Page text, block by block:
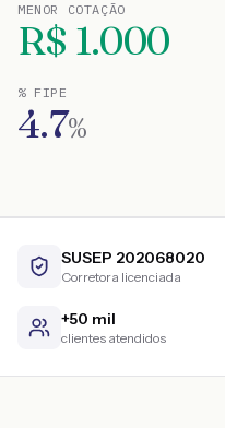
MENOR COTAÇÃO
R$ 1.000
% FIPE
4.7%
SUSEP 202068020
Corretora licenciada
+50 mil
clientes atendidos